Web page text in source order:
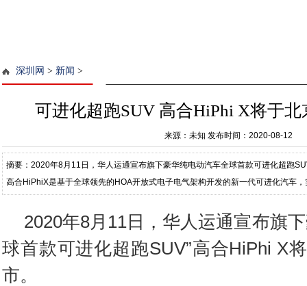
深圳网 > 新闻 >
可进化超跑SUV 高合HiPhi X将于
来源：未知 发布时间：2020-08-12
摘要：2020年8月11日，华人运通宣布旗下豪华纯电动汽车全球首款可进化超跑
高合HiPhiX是基于全球领先的HOA开放式电子电气架构开发的新一代可进化汽车
2020年8月11日，华人运通宣布旗
球首款可进化超跑SUV”高合HiPhi X
市。